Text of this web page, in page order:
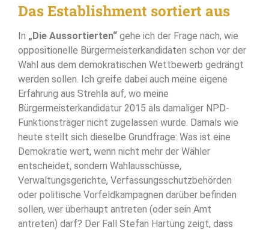
Das Establishment sortiert aus
In „Die Aussortierten“ gehe ich der Frage nach, wie
oppositionelle Bürgermeisterkandidaten schon vor der
Wahl aus dem demokratischen Wettbewerb gedrängt
werden sollen. Ich greife dabei auch meine eigene
Erfahrung aus Strehla auf, wo meine
Bürgermeisterkandidatur 2015 als damaliger NPD-
Funktionsträger nicht zugelassen wurde. Damals wie
heute stellt sich dieselbe Grundfrage: Was ist eine
Demokratie wert, wenn nicht mehr der Wähler
entscheidet, sondern Wahlausschüsse,
Verwaltungsgerichte, Verfassungsschutzbehörden
oder politische Vorfeldkampagnen darüber befinden
sollen, wer überhaupt antreten (oder sein Amt
antreten) darf? Der Fall Stefan Hartung zeigt, dass